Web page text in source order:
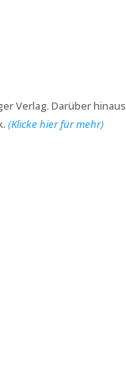
Verlag. Darüber
(Klicke hier für mehr)